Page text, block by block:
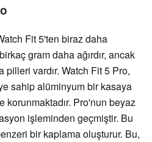
Fit 5'ten biraz daha
gram daha ağırdır, ancak
pilleri vardır. Watch Fit 5 Pro,
sahip alüminyum bir kasaya
korunmaktadır. Pro'nun beyaz
işleminden geçmiştir. Bu
bir kaplama oluşturur. Bu,